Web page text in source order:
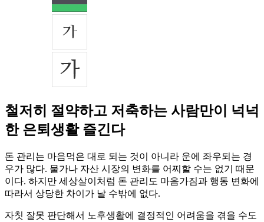
철저히 절약하고 저축하는 사람만이 넉넉
한 은퇴생활 즐긴다
돈 관리는 마음먹은 대로 되는 것이 아니라 운에 좌우되는 경
우가 많다. 물가나 자산 시장의 변화를 어찌할 수는 없기 때문
이다. 하지만 세상살이처럼 돈 관리도 마음가짐과 행동 변화에
따라서 상당한 차이가 날 수밖에 없다.
자칫 잘못 판단해서 노후생활에 결정적인 어려움을 겪을 수도